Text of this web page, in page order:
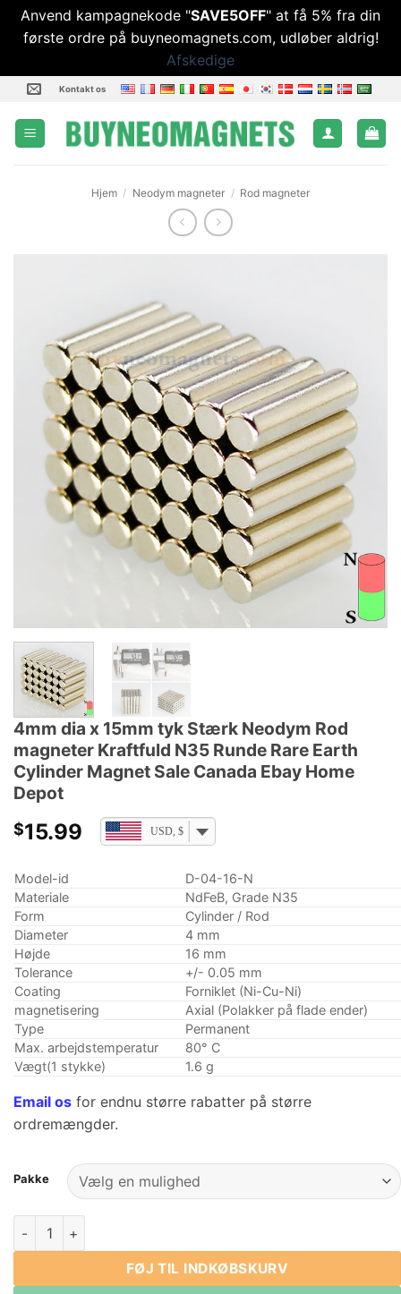
Anvend kampagnekode "SAVE5OFF" at få 5% fra din
første ordre på buyneomagnets.com, udløber aldrig!
Afskedige
Fortsæt
indhold
Kontakt os
Hjem / Neodym magneter / Rod magneter
4mm dia x 15mm tyk Stærk Neodym Rod
magneter Kraftfuld N35 Runde Rare Earth
Cylinder Magnet Sale Canada Ebay Home
Depot
$15.99 USD, $
Model-id
D-04-16-N
Materiale
NdFeB, Grade N35
Form
Cylinder / Rod
Diameter
4 mm
Højde
16 mm
Tolerance
+/- 0.05 mm
Coating
Forniklet (Ni-Cu-Ni)
magnetisering
Axial (Polakker på flade ender)
Type
Permanent
Max. arbejdstemperatur
80° C
Vægt(1 stykke)
1.6 g
Email os for endnu større rabatter på større
ordremængder.
Pakke
4mm dia x 15mm tyk Stærk Neodym Rod magneter Kraftfuld
FØJ TIL INDKØBSKURV